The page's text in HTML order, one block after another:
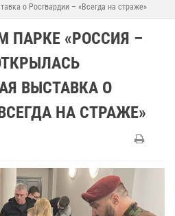
о Росгвардии – «Всегда на страже»
ПАРКЕ «РОССИЯ –
ВЫСТАВКА О
НА СТРАЖЕ»